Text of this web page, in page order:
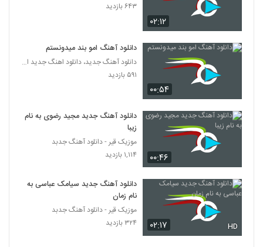
دانلود آهنگ کمین (به همراه زخمی) از مهراد
هیدن
۲۴۴ بازدید
دانلود آهنگ حمید تهرانی دلوا پست میشم
249
سعید میری آهنگ آرامش
موزیک زیبای بلس از فاروکسی
251
دانلود آهنگ خدا (به همراه حسین حسن زاده)
از امیرحسین علیپور
۱۹۷ بازدید
۰۲:۱۲
۶۴۳ بازدید
۰۰:۵۴
دانلود آهنگ امو بند میدونستم
دانلود آهنگ جدید، دانلود اهنگ جدید ایرانی
۵۹۱ بازدید
۰۰:۴۶
دانلود آهنگ جدید مجید رضوی به نام
زیبا
موزیک قیر - دانلود آهنگ جدبد
۱,۱۱۴ بازدید
۰۲:۱۷ HD
دانلود آهنگ جدید سیامک عباسی به
نام زمان
موزیک قیر - دانلود آهنگ جدبد
۳۲۴ بازدید